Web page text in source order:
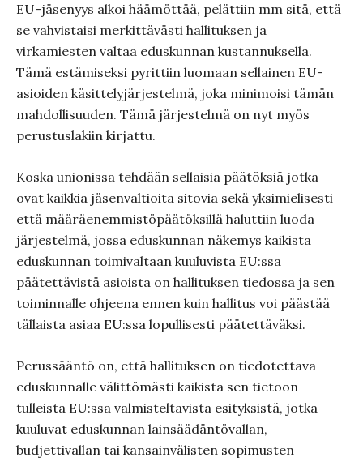
EU-jäsenyys alkoi häämöttää, pelättiin mm sitä, että
se vahvistaisi merkittävästi hallituksen ja
virkamiesten valtaa eduskunnan kustannuksella.
Tämä estämiseksi pyrittiin luomaan sellainen EU-
asioiden käsittelyjärjestelmä, joka minimoisi tämän
mahdollisuuden. Tämä järjestelmä on nyt myös
perustuslakiin kirjattu.
Koska unionissa tehdään sellaisia päätöksiä jotka
ovat kaikkia jäsenvaltioita sitovia sekä yksimielisesti
että määräenemmistöpäätöksillä haluttiin luoda
järjestelmä, jossa eduskunnan näkemys kaikista
eduskunnan toimivaltaan kuuluvista EU:ssa
päätettävistä asioista on hallituksen tiedossa ja sen
toiminnalle ohjeena ennen kuin hallitus voi päästää
tällaista asiaa EU:ssa lopullisesti päätettäväksi.
Perussääntö on, että hallituksen on tiedotettava
eduskunnalle välittömästi kaikista sen tietoon
tulleista EU:ssa valmisteltavista esityksistä, jotka
kuuluvat eduskunnan lainsäädäntövallan,
budjettivallan tai kansainvälisten sopimusten